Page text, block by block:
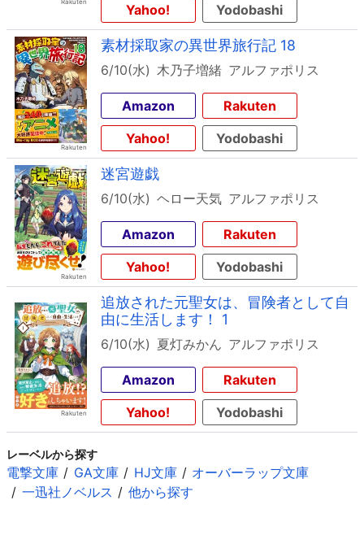
Yahoo!
Yodobashi
素材採取家の異世界旅行記 18
6/10(水) 木乃子増緒 アルファポリス
Amazon
Rakuten
Yahoo!
Yodobashi
迷宮遊戯
6/10(水) ヘロー天気 アルファポリス
Amazon
Rakuten
Yahoo!
Yodobashi
追放された元聖女は、冒険者として自
由に生活します！ 1
6/10(水) 夏灯みかん アルファポリス
Amazon
Rakuten
Yahoo!
Yodobashi
レーベルから探す
電撃文庫 GA文庫 HJ文庫
オーバーラップ文庫
一迅社ノベルス
他から探す